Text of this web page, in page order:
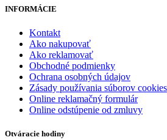
INFORMÁCIE
Kontakt
Ako nakupovať
Ako reklamovať
Obchodné podmienky
Ochrana osobných údajov
Zásady používania súborov cookies
Online reklamačný formulár
Online odstúpenie od zmluvy
Otváracie hodiny